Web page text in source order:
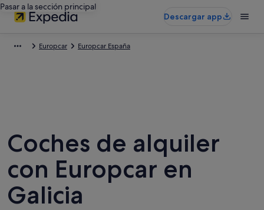
Pasar a la sección principal
Descargar app
Europcar Europcar España
Coches de alquiler
con Europcar en
Galicia